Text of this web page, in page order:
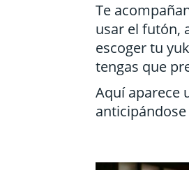
Te
usar el futón,
escoger tu
tengas que
Aquí aparece